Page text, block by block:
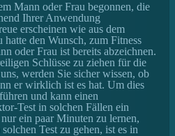
Mann oder Frau begonnen, die
Ihrer Anwendung
erscheinen wie aus dem
den Wunsch, zum Fitness
oder Frau ist bereits abzeichnen.
Schlüsse zu ziehen für die
werden Sie sicher wissen, ob
er wirklich ist es hat. Um dies
und kann einen
Test in solchen Fällen ein
ein paar Minuten zu lernen,
Test zu gehen, ist es in